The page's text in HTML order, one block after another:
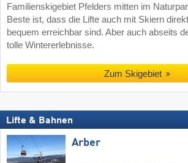
Familienskigebiet Pfelders mitten im
Beste ist, dass die Lifte auch mit Skiern
bequem erreichbar sind. Aber auch abseits
tolle Wintererlebnisse.
Zum Skigebiet
Lifte & Bahnen
Arber